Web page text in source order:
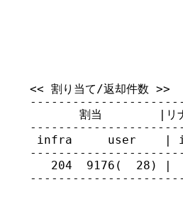
<< 割り当て/返却件数 >>
割当        |リ
infra     user    |
204  9176(  28) |